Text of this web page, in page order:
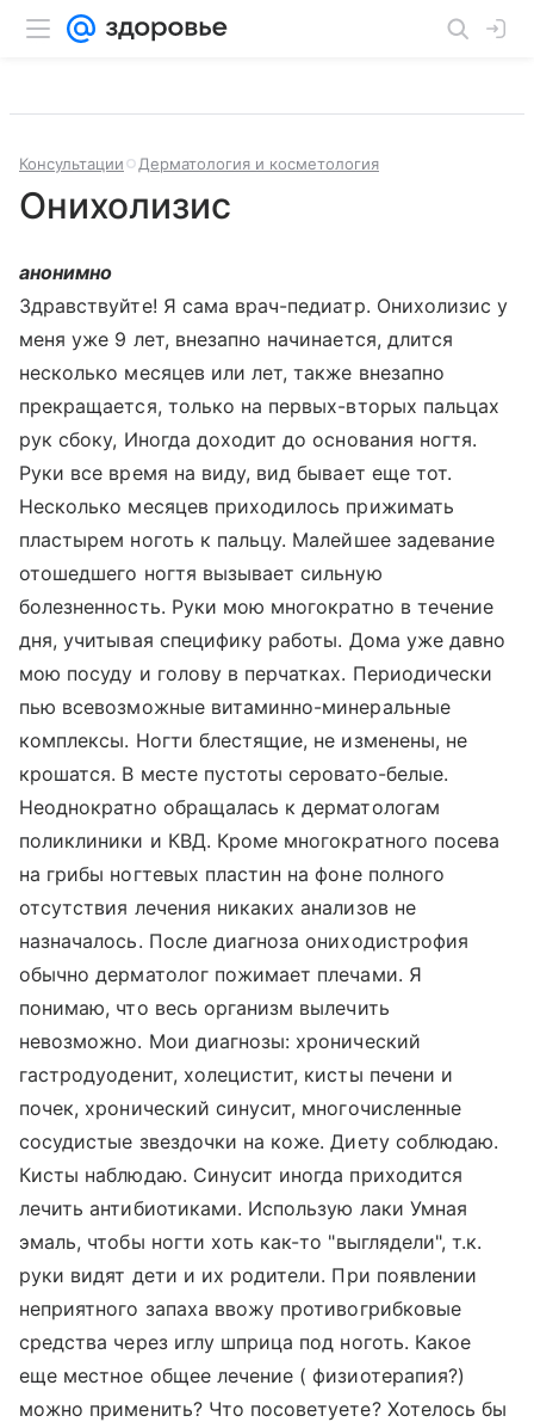
Консультации Дерматология и косметология
Онихолизис
анонимно
Здравствуйте! Я сама врач-педиатр. Онихолизис у
меня уже 9 лет, внезапно начинается, длится
несколько месяцев или лет, также внезапно
прекращается, только на первых-вторых пальцах
рук сбоку, Иногда доходит до основания ногтя.
Руки все время на виду, вид бывает еще тот.
Несколько месяцев приходилось прижимать
пластырем ноготь к пальцу. Малейшее задевание
отошедшего ногтя вызывает сильную
болезненность. Руки мою многократно в течение
дня, учитывая специфику работы. Дома уже давно
мою посуду и голову в перчатках. Периодически
пью всевозможные витаминно-минеральные
комплексы. Ногти блестящие, не изменены, не
крошатся. В месте пустоты серовато-белые.
Неоднократно обращалась к дерматологам
поликлиники и КВД. Кроме многократного посева
на грибы ногтевых пластин на фоне полного
отсутствия лечения никаких анализов не
назначалось. После диагноза ониходистрофия
обычно дерматолог пожимает плечами. Я
понимаю, что весь организм вылечить
невозможно. Мои диагнозы: хронический
гастродуоденит, холецистит, кисты печени и
почек, хронический синусит, многочисленные
сосудистые звездочки на коже. Диету соблюдаю.
Кисты наблюдаю. Синусит иногда приходится
лечить антибиотиками. Использую лаки Умная
эмаль, чтобы ногти хоть как-то "выглядели", т.к.
руки видят дети и их родители. При появлении
неприятного запаха ввожу противогрибковые
средства через иглу шприца под ноготь. Какое
еще местное общее лечение ( физиотерапия?)
можно применить? Что посоветуете? Хотелось бы